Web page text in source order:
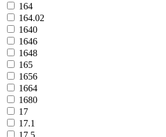
164
164.02
1640
1646
1648
165
1656
1664
1680
17
17.1
17.5